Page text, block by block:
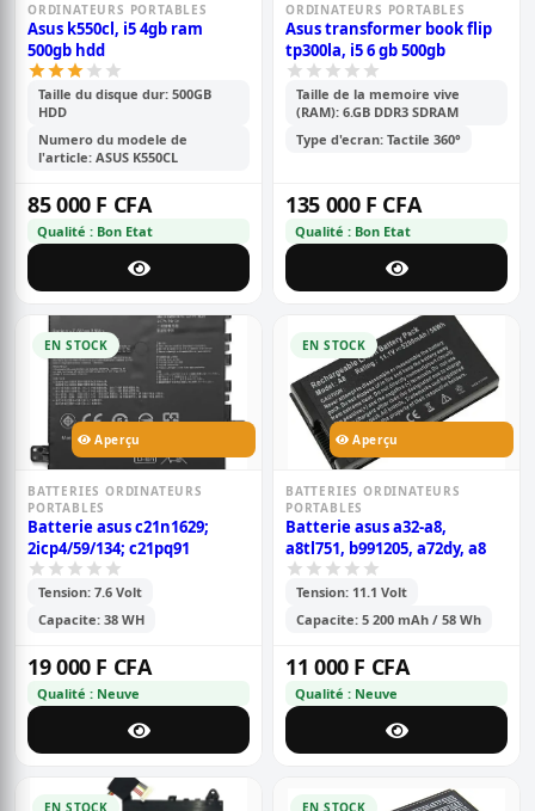
ORDINATEURS PORTABLES
Asus k550cl, i5 4gb ram
500gb hdd
Taille du disque dur: 500GB
HDD
Numero du modele de
l'article: ASUS K550CL
85 000 F CFA
Qualité : Bon Etat
ORDINATEURS PORTABLES
Asus transformer book flip
tp300la, i5 6 gb 500gb
Taille de la memoire vive
(RAM): 6.GB DDR3 SDRAM
Type d'ecran: Tactile 360°
135 000 F CFA
Qualité : Bon Etat
EN STOCK
Aperçu
BATTERIES ORDINATEURS
PORTABLES
Batterie asus c21n1629;
2icp4/59/134; c21pq91
Tension: 7.6 Volt
Capacite: 38 WH
19 000 F CFA
Qualité : Neuve
EN STOCK
Aperçu
BATTERIES ORDINATEURS
PORTABLES
Batterie asus a32-a8,
a8tl751, b991205, a72dy, a8
Tension: 11.1 Volt
Capacite: 5 200 mAh / 58 Wh
11 000 F CFA
Qualité : Neuve
EN STOCK EN STOCK